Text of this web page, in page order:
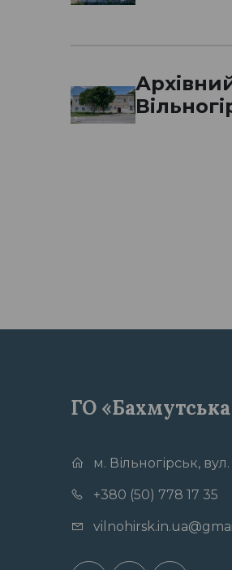
ГО
м. Вільногірськ,
+380 (50) 778 17 35